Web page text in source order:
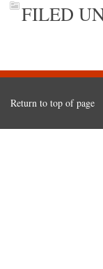
FILED
Return to top of page